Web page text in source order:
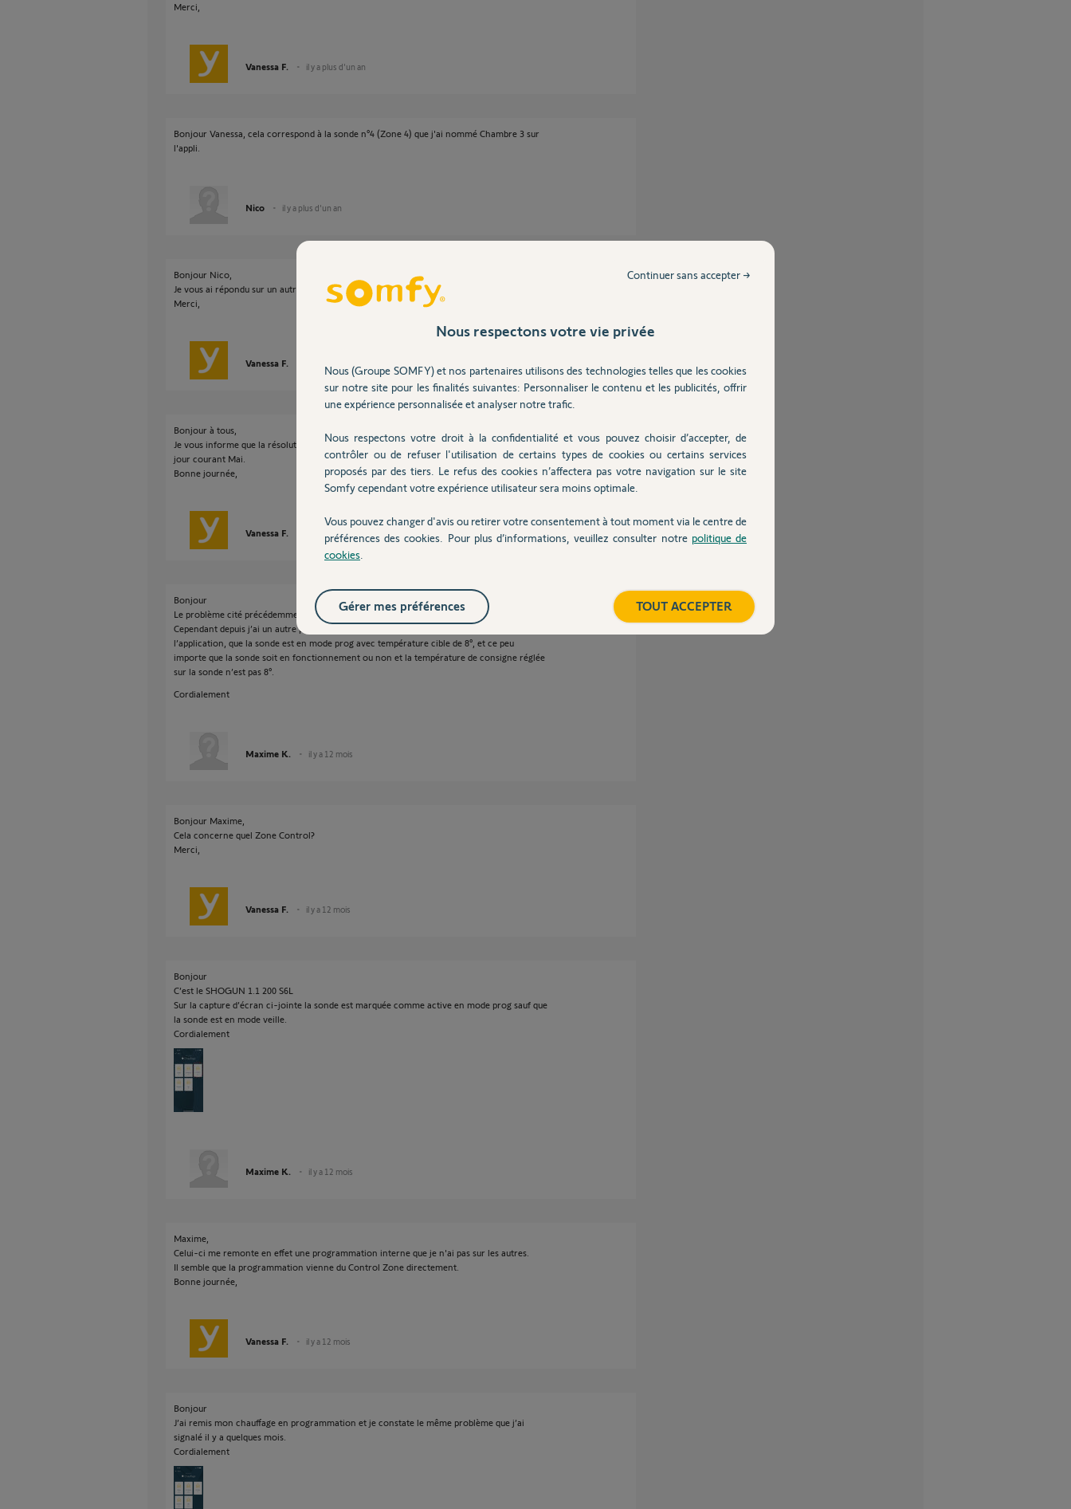
Merci,
Vanessa F. il y a plus d'un an
Bonjour Vanessa, cela correspond à la sonde n°4 (Zone 4) que j'ai nommé Chambre 3 sur
l'appli.
Nico il y a plus d'un an
Bonjour Nico,
Je vous ai répondu sur un autre post.
Merci,
Vanessa F.
Bonjour à tous,
Je vous informe que la résolution de ce problème a été planifiée lors de la prochaine mise à
jour courant Mai.
Bonne journée,
Vanessa F. il y a plus d'un an
Bonjour
Le problème cité précédemment a bien été corrigé.
Cependant depuis j’ai un autre problème qui concerne la même sonde. Elle affiche sur
l’application, que la sonde est en mode prog avec température cible de 8°, et ce peu
importe que la sonde soit en fonctionnement ou non et la température de consigne réglée
sur la sonde n’est pas 8°.
Cordialement
Maxime K. il y a 12 mois
Bonjour Maxime,
Cela concerne quel Zone Control?
Merci,
Vanessa F. il y a 12 mois
Bonjour
C’est le SHOGUN 1.1 200 S6L
Sur la capture d’écran ci-jointe la sonde est marquée comme active en mode prog sauf que
la sonde est en mode veille.
Cordialement
Maxime K. il y a 12 mois
Maxime,
Celui-ci me remonte en effet une programmation interne que je n'ai pas sur les autres.
Il semble que la programmation vienne du Control Zone directement.
Bonne journée,
Vanessa F. il y a 12 mois
Bonjour
J’ai remis mon chauffage en programmation et je constate le même problème que j’ai
signalé il y a quelques mois.
Cordialement
Nous respectons votre vie privée
Nous (Groupe SOMFY) et nos partenaires utilisons des technologies telles que les cookies
sur notre site pour les finalités suivantes: Personnaliser le contenu et les publicités, offrir
une expérience personnalisée et analyser notre trafic.
Nous respectons votre droit à la confidentialité et vous pouvez choisir d’accepter, de
contrôler ou de refuser l'utilisation de certains types de cookies ou certains services
proposés par des tiers. Le refus des cookies n’affectera pas votre navigation sur le site
Somfy cependant votre expérience utilisateur sera moins optimale.
Vous pouvez changer d'avis ou retirer votre consentement à tout moment via le centre de
préférences des cookies. Pour plus d’informations, veuillez consulter notre politique de
cookies
Continuer sans accepter →
TOUT ACCEPTER
Gérer mes préférences